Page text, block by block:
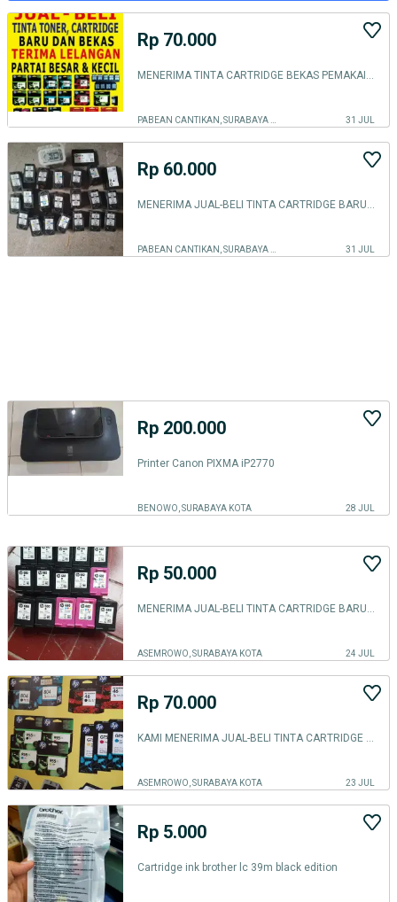
Rp 70.000
31 JUL
Rp 60.000
31 JUL
Rp 200.000
Printer Canon PIXMA iP2770
BENOWO, SURABAYA KOTA 28 JUL
Rp 50.000
ASEMROWO, SURABAYA KOTA 24 JUL
Rp 70.000
ASEMROWO, SURABAYA KOTA 23 JUL
Rp 5.000
Cartridge ink brother lc 39m black edition